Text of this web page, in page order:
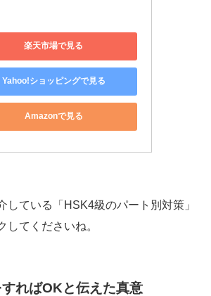
楽天市場で見る
Yahoo!ショッピングで見る
Amazonで見る
している「HSK4級のパート別対策」
してくださいね。
ればOKと伝えた真意